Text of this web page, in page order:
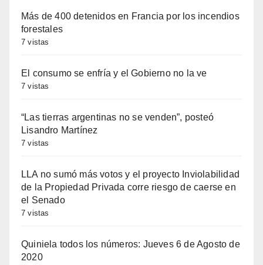
Más de 400 detenidos en Francia por los incendios
forestales
7 vistas
El consumo se enfría y el Gobierno no la ve
7 vistas
“Las tierras argentinas no se venden”, posteó
Lisandro Martínez
7 vistas
LLA no sumó más votos y el proyecto Inviolabilidad
de la Propiedad Privada corre riesgo de caerse en
el Senado
7 vistas
Quiniela todos los números: Jueves 6 de Agosto de
2020